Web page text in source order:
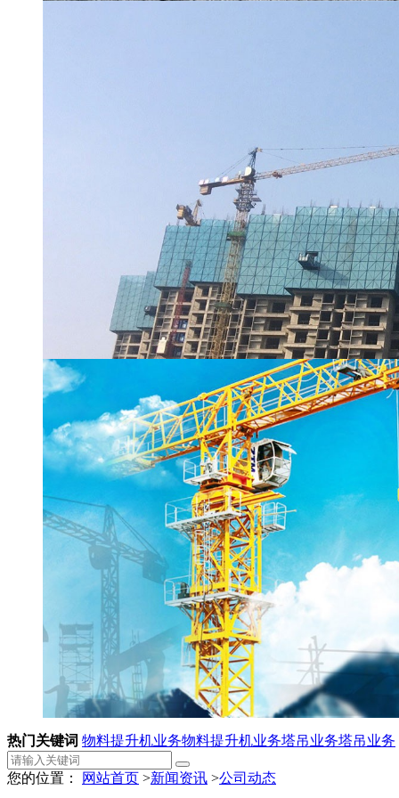
热门关键词 物料提升机业务物料提升机业务塔吊业务塔吊业务
您的位置： 网站首页 >新闻资讯 >公司动态